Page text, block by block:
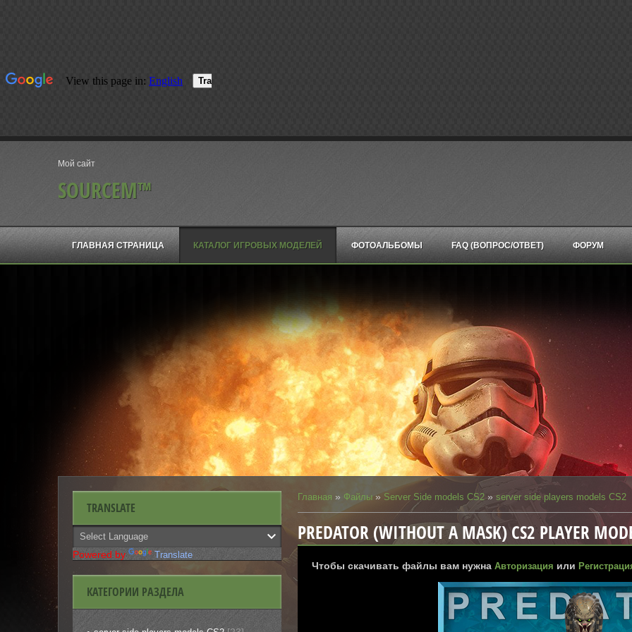
Мой сайт
SOURCEM™
ГЛАВНАЯ СТРАНИЦА КАТАЛОГ ИГРОВЫХ МОДЕЛЕЙ ФОТОАЛЬБОМЫ FAQ (ВОПРОС/ОТВЕТ) ФОРУМ
Главная » Файлы» Server Side models CS2» server side players models CS2
PREDATOR (WITHOUT A MASK) CS2 PLAYER
Чтобы скачивать файлы вам нужна Авторизация или
TRANSLATE
Powered by Translate
КАТЕГОРИИ РАЗДЕЛА